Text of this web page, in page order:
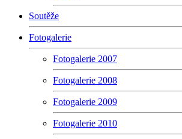
Soutěže
Fotogalerie
Fotogalerie 2007
Fotogalerie 2008
Fotogalerie 2009
Fotogalerie 2010